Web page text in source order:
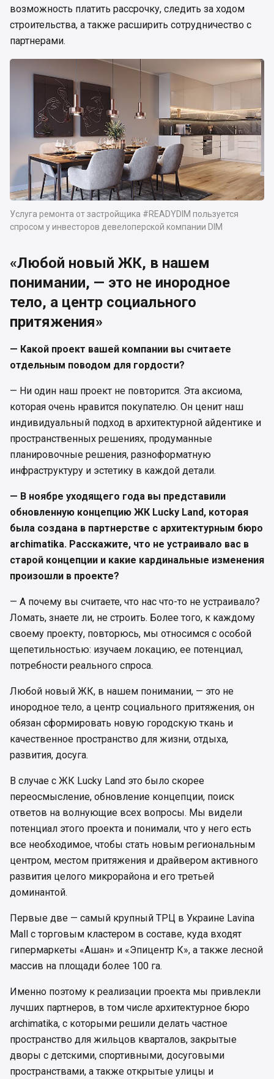
возможность платить рассрочку, следить за ходом
строительства, а также расширить сотрудничество с
партнерами.
Услуга ремонта от застройщика #READYDIM пользуется
спросом у инвесторов девелоперской компании DIM
«Любой новый ЖК, в нашем
понимании, — это не инородное
тело, а центр социального
притяжения»
— Какой проект вашей компании вы считаете
отдельным поводом для гордости?
— Ни один наш проект не повторится. Эта аксиома,
которая очень нравится покупателю. Он ценит наш
индивидуальный подход в архитектурной айдентике и
пространственных решениях, продуманные
планировочные решения, разноформатную
инфраструктуру и эстетику в каждой детали.
— В ноябре уходящего года вы представили
обновленную концепцию ЖК Lucky Land, которая
была создана в партнерстве с архитектурным бюро
archimatika. Расскажите, что не устраивало вас в
старой концепции и какие кардинальные изменения
произошли в проекте?
— А почему вы считаете, что нас что-то не устраивало?
Ломать, знаете ли, не строить. Более того, к каждому
своему проекту, повторюсь, мы относимся с особой
щепетильностью: изучаем локацию, ее потенциал,
потребности реального спроса.
Любой новый ЖК, в нашем понимании, — это не
инородное тело, а центр социального притяжения, он
обязан сформировать новую городскую ткань и
качественное пространство для жизни, отдыха,
развития, досуга.
В случае с ЖК Lucky Land это было скорее
переосмысление, обновление концепции, поиск
ответов на волнующие всех вопросы. Мы видели
потенциал этого проекта и понимали, что у него есть
все необходимое, чтобы стать новым региональным
центром, местом притяжения и драйвером активного
развития целого микрорайона и его третьей
доминантой.
Первые две — самый крупный ТРЦ в Украине Lavina
Mall с торговым кластером в составе, куда входят
гипермаркеты «Ашан» и «Эпицентр К», а также лесной
массив на площади более 100 га.
Именно поэтому к реализации проекта мы привлекли
лучших партнеров, в том числе архитектурное бюро
archimatika, с которыми решили делать частное
пространство для жильцов кварталов, закрытые
дворы с детскими, спортивными, досуговыми
пространствами, а также открытые улицы и